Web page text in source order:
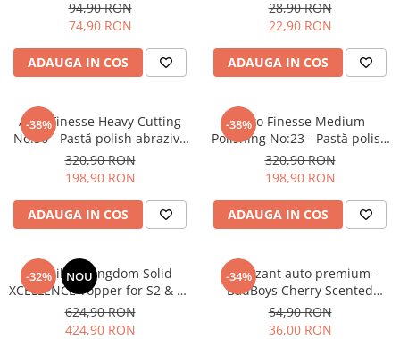
94,90 RON
74,90 RON
ADAUGA IN COS
28,90 RON
22,90 RON
ADAUGA IN COS
-38%
Auto Finesse Heavy Cutting
No:36 - Pastă polish abrazivă
(1L)
320,90 RON
198,90 RON
ADAUGA IN COS
-38%
Auto Finesse Medium
Polishing No:23 - Pastă polish
mediu abrazivă (1L)
320,90 RON
198,90 RON
ADAUGA IN COS
-32% NOU
Detailing Kingdom Solid
XCELLENCE Topper for S2 & S5
- Protecție ceramică
profesională (100ml)
624,90 RON
424,90 RON
-34%
Odorizant auto premium -
BadBoys Cherry Scented
Pendant
54,90 RON
36,00 RON